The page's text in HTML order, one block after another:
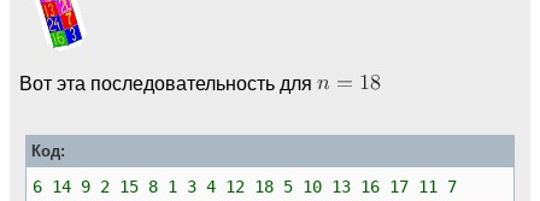
Вот эта последовательность для
Код:
6 14 9 2 15 8 1 3 4 12 18 5 10 13 16 17 11 7